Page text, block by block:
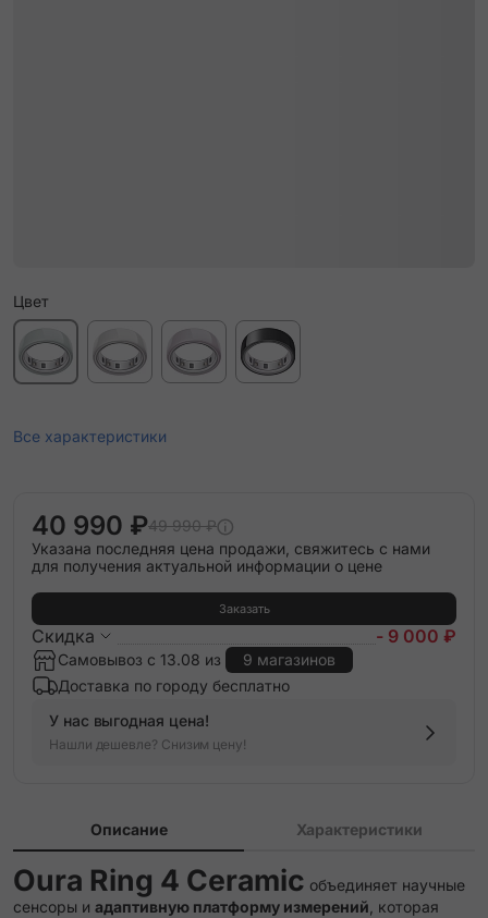
Цвет
Все характеристики
40 990 ₽49 990 ₽
Указана последняя цена продажи, свяжитесь с нами
для получения актуальной информации о цене
Заказать
Скидка - 9 000 ₽
Самовывоз с 13.08 из
9 магазинов
Доставка по городу бесплатно
У нас выгодная цена!
Нашли дешевле? Снизим цену!
Описание Характеристики
Oura Ring 4 Ceramic объединяет научные
сенсоры и адаптивную платформу измерений , которая